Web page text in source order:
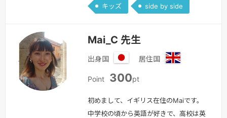
す！英語含め言語学習はハードルの高…
キッズ side by side
Mai_C 先生
出身国
本
居住国
ス
Point 300pt
初めまして、イギリス在住のMaiです。
中学校の頃から英語が好きで、高校は英